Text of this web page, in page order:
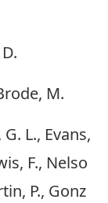
M.
L., Evans,
F., Nelso
P., Gonz